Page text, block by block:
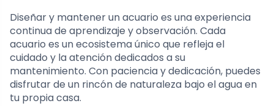
Diseñar y mantener un acuario es una experiencia
continua de aprendizaje y observación. Cada
acuario es un ecosistema único que refleja el
cuidado y la atención dedicados a su
mantenimiento. Con paciencia y dedicación, puedes
disfrutar de un rincón de naturaleza bajo el agua en
tu propia casa.